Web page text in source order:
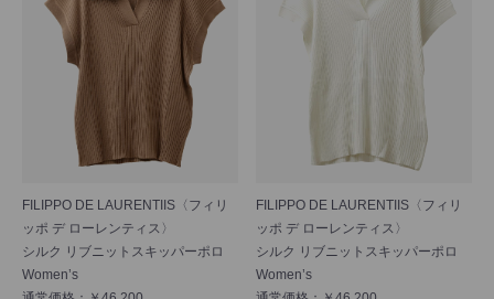
FILIPPO DE LAURENTIIS〈フィリ
ッポ デ ローレンティス〉
シルク リブニットスキッパーポロ
Women’s
FILIPPO DE LAURENTIIS〈フィリ
ッポ デ ローレンティス〉
シルク リブニットスキッパーポロ
Women’s